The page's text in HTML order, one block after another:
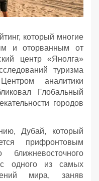
который многие
и оторванным от
центр «Янолга»
туризма
аналитики
Глобальный
городов
Дубай, который
прифронтовым
одного из самых
мира, заняв